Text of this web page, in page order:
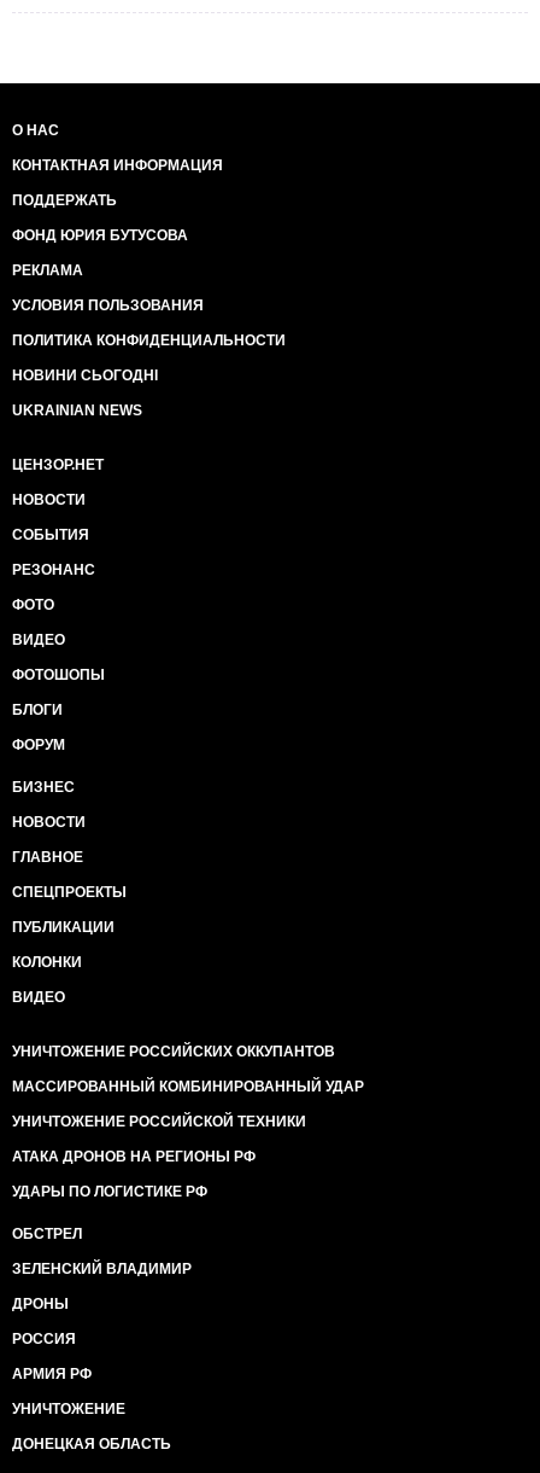
О НАС
КОНТАКТНАЯ ИНФОРМАЦИЯ
ПОДДЕРЖАТЬ
ФОНД ЮРИЯ БУТУСОВА
РЕКЛАМА
УСЛОВИЯ ПОЛЬЗОВАНИЯ
ПОЛИТИКА КОНФИДЕНЦИАЛЬНОСТИ
НОВИНИ СЬОГОДНІ
UKRAINIAN NEWS
ЦЕНЗОР.НЕТ
НОВОСТИ
СОБЫТИЯ
РЕЗОНАНС
ФОТО
ВИДЕО
ФОТОШОПЫ
БЛОГИ
ФОРУМ
БИЗНЕС
НОВОСТИ
ГЛАВНОЕ
СПЕЦПРОЕКТЫ
ПУБЛИКАЦИИ
КОЛОНКИ
ВИДЕО
УНИЧТОЖЕНИЕ РОССИЙСКИХ ОККУПАНТОВ
МАССИРОВАННЫЙ КОМБИНИРОВАННЫЙ УДАР
УНИЧТОЖЕНИЕ РОССИЙСКОЙ ТЕХНИКИ
АТАКА ДРОНОВ НА РЕГИОНЫ РФ
УДАРЫ ПО ЛОГИСТИКЕ РФ
ОБСТРЕЛ
ЗЕЛЕНСКИЙ ВЛАДИМИР
ДРОНЫ
РОССИЯ
АРМИЯ РФ
УНИЧТОЖЕНИЕ
ДОНЕЦКАЯ ОБЛАСТЬ